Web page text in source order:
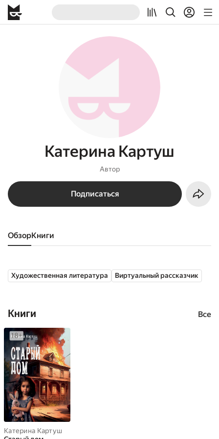
Катерина Картуш
Автор
Подписаться
Обзор книги
Художественная литература Виртуальный рассказчик
Книги Все
Катерина Картуш